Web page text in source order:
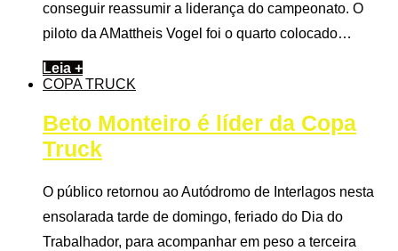
conseguir reassumir a liderança do campeonato. O
piloto da AMattheis Vogel foi o quarto colocado…
Leia +
COPA TRUCK
Beto Monteiro é líder da Copa
Truck
O público retornou ao Autódromo de Interlagos nesta
ensolarada tarde de domingo, feriado do Dia do
Trabalhador, para acompanhar em peso a terceira